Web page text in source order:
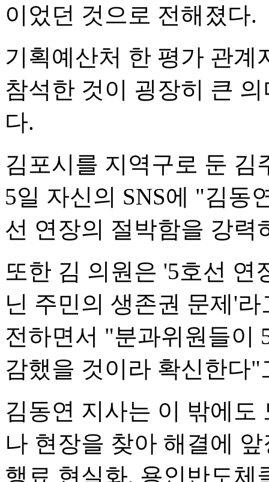
이었던 것으로 전해졌다.
기획예산처 한 평가 관
참석한 것이 굉장히 큰
다.
김포시를 지역구로 둔
5일 자신의 SNS에 "김동
선 연장의 절박함을 강
또한 김 의원은 '5호선 연
닌 주민의 생존권 문제'
전하면서 "분과위원들이
감했을 것이라 확신한다"
김동연 지사는 이 밖에도
나 현장을 찾아 해결에
행료 현실화, 용인반도체